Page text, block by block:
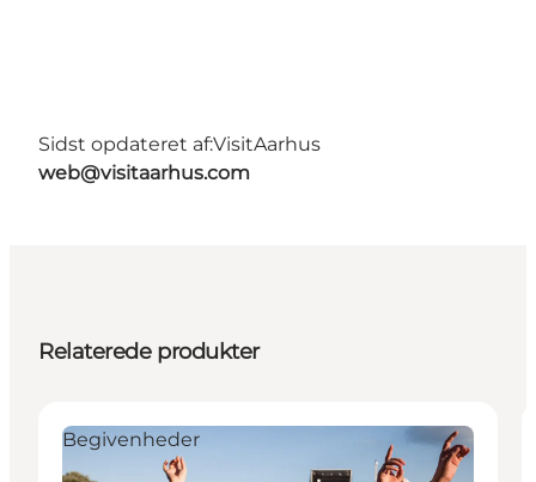
Sidst opdateret af:VisitAarhus
web@visitaarhus.com
Relaterede produkter
Begivenheder